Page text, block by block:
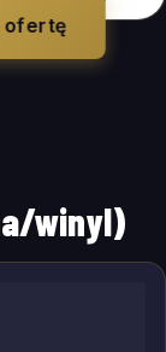
ofertę
winyl)